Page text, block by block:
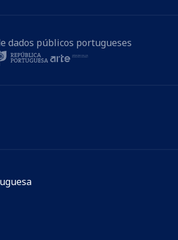
dados públicos portugueses